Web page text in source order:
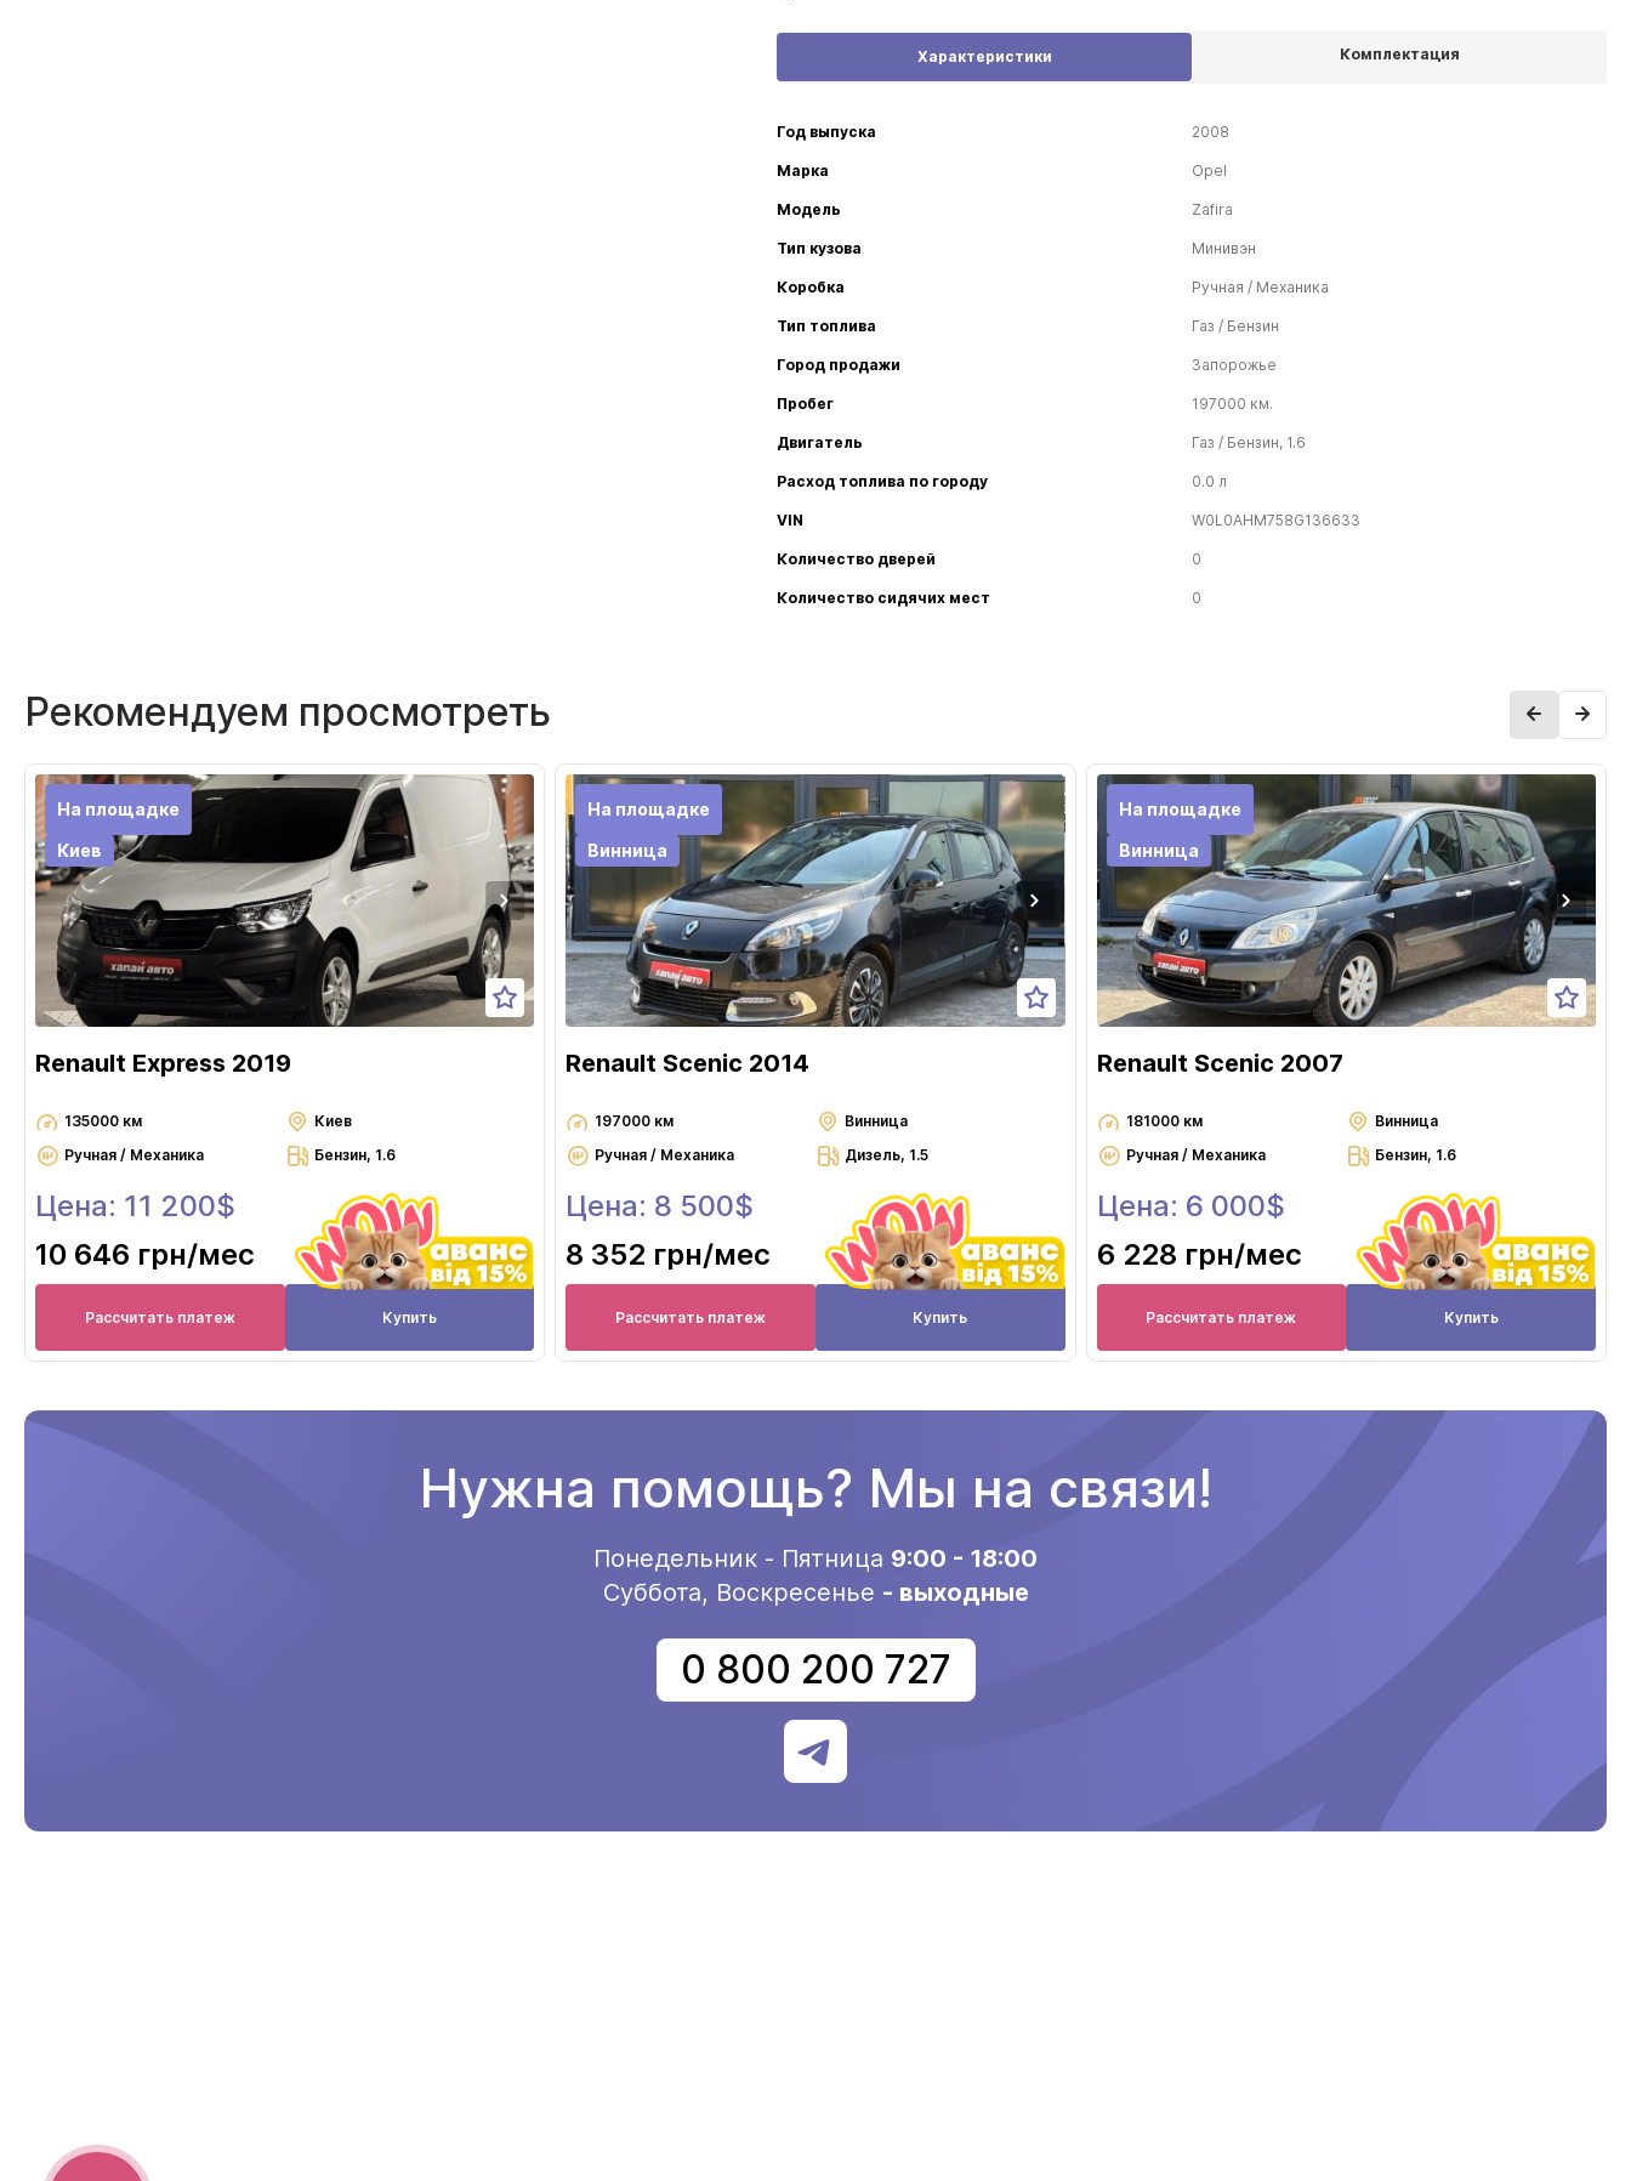
Характеристики Комплектация
Год выпуска 2008
Марка Opel
Модель Zafira
Тип кузова Минивэн
Коробка Ручная / Механика
Тип топлива Газ / Бензин
Город продажи Запорожье
Пробег 197000 км.
Двигатель Газ / Бензин, 1.6
Расход топлива по городу 0.0 л
VIN W0L0AHM758G136633
Количество дверей 0
Количество сидячих мест 0
Рекомендуем просмотреть
На площадке
Киев
Renault Express 2019
135000 км
Киев
Ручная / Механика
Бензин, 1.6
Цена: 11 200$
10 646 грн/мес
Рассчитать платеж Купить
На площадке
Винница
Renault Scenic 2014
197000 км
Винница
Ручная / Механика
Дизель, 1.5
Цена: 8 500$
8 352 грн/мес
Рассчитать платеж Купить
На площадке
Винница
Renault Scenic 2007
181000 км
Винница
Ручная / Механика
Бензин, 1.6
Цена: 6 000$
6 228 грн/мес
Рассчитать платеж Купить
Нужна помощь? Мы на связи!
Понедельник - Пятница 9:00 - 18:00
Суббота, Воскресенье - выходные
0 800 200 727